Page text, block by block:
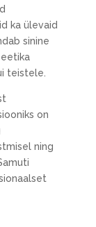
ka ülevaid
sinine
teistele.
on
ning